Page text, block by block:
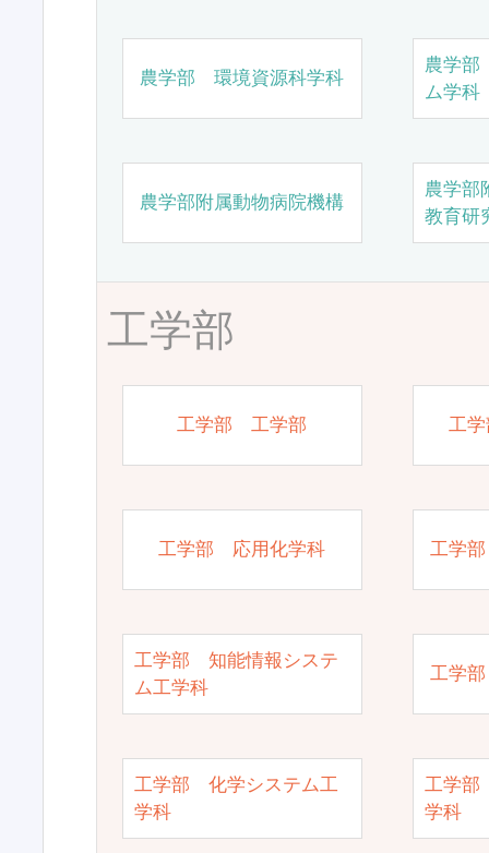
農学部 環境資源科学科
農学
ム学科
農学部附属動物病院機構
農学部
教育研
工学部
工学部 工学部 工
工学部 応用化学科 工学
工学部 知能情報システ
ム工学科
工学
工学部 化学システム工
学科
工学部
学科